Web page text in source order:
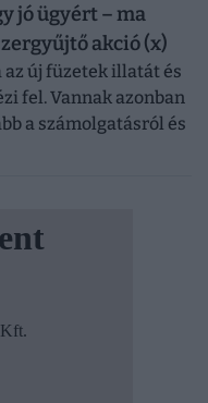
jó ügyért – ma
akció (x)
az új füzetek illatát és
fel. Vannak azonban
a számolgatásról és